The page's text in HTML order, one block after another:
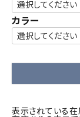
カラー
表示されている在